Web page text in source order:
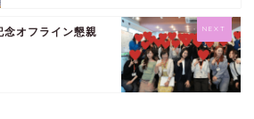
念オフライン懇親